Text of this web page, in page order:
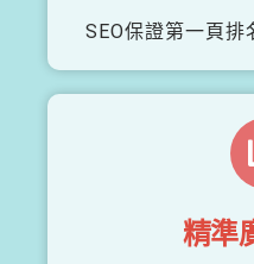
SEO保證第一頁排
精準